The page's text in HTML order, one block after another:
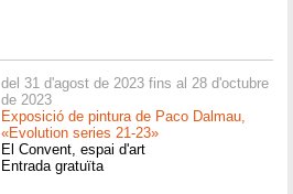
del 31 d'agost de 2023 fins al 28 d'octubre
de 2023
Exposició de pintura de Paco Dalmau,
«Evolution series 21-23»
El Convent, espai d'art
Entrada gratuïta